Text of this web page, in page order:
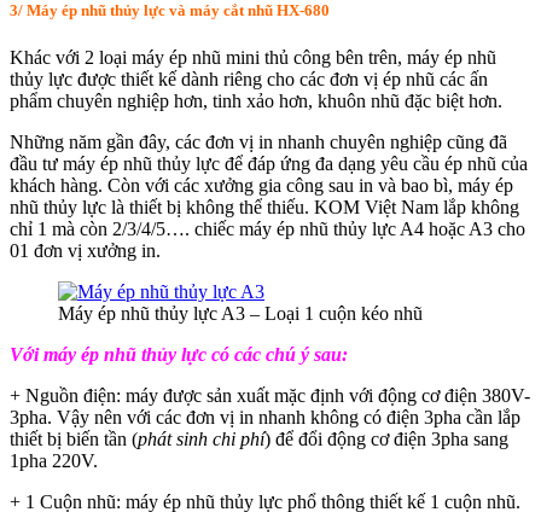
3/ Máy ép nhũ thủy lực và máy cắt nhũ HX-680
Khác với 2 loại máy ép nhũ mini thủ công bên trên, máy ép nhũ
thủy lực được thiết kế dành riêng cho các đơn vị ép nhũ các ấn
phẩm chuyên nghiệp hơn, tinh xảo hơn, khuôn nhũ đặc biệt hơn.
Những năm gần đây, các đơn vị in nhanh chuyên nghiệp cũng đã
đầu tư máy ép nhũ thủy lực để đáp ứng đa dạng yêu cầu ép nhũ của
khách hàng. Còn với các xưởng gia công sau in và bao bì, máy ép
nhũ thủy lực là thiết bị không thể thiếu. KOM Việt Nam lắp không
chỉ 1 mà còn 2/3/4/5…. chiếc máy ép nhũ thủy lực A4 hoặc A3 cho
01 đơn vị xưởng in.
Máy ép nhũ thủy lực A3 – Loại 1 cuộn kéo nhũ
Với máy ép nhũ thủy lực có các chú ý sau:
+ Nguồn điện: máy được sản xuất mặc định với động cơ điện 380V-
3pha. Vậy nên với các đơn vị in nhanh không có điện 3pha cần lắp
thiết bị biến tần (phát sinh chi phí) để đổi động cơ điện 3pha sang
1pha 220V.
+ 1 Cuộn nhũ: máy ép nhũ thủy lực phổ thông thiết kế 1 cuộn nhũ.